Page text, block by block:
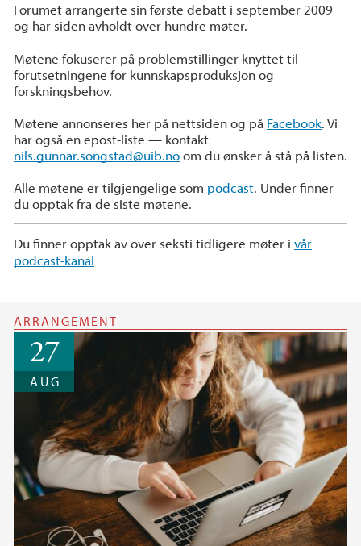
Forumet arrangerte sin første debatt i september 2009
og har siden avholdt over hundre møter.
Møtene fokuserer på problemstillinger knyttet til
forutsetningene for kunnskapsproduksjon og
forskningsbehov.
Møtene annonseres her på nettsiden og på Facebook. Vi
har også en epost-liste — kontakt
nils.gunnar.songstad@uib.noom du ønsker å stå på listen.
Alle møtene er tilgjengelige som podcast. Under finner
du opptak fra de siste møtene.
Du finner opptak av over seksti tidligere møter i vår
podcast-kanal
ARRANGEMENT
AUG
27